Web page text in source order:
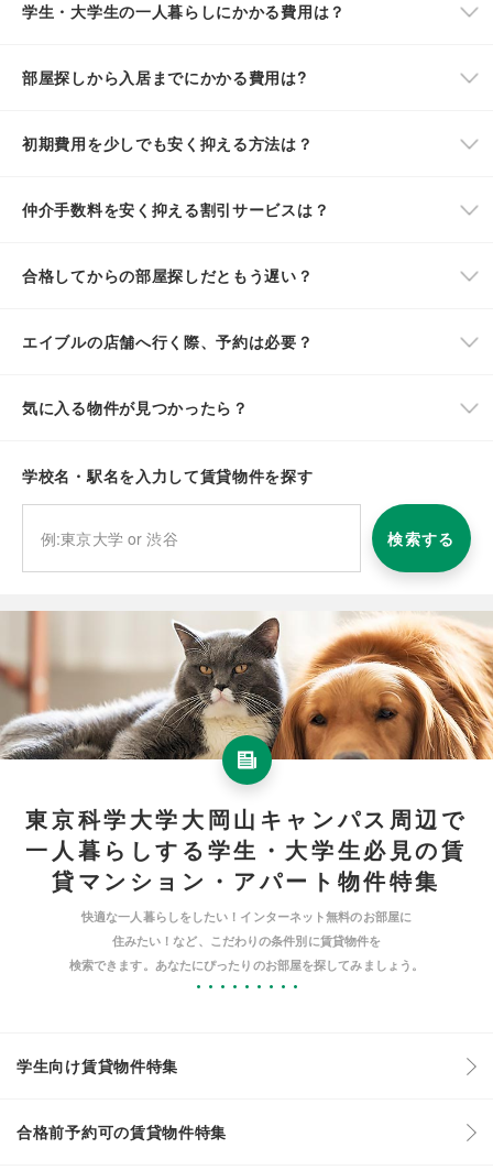
学生・大学生の一人暮らしにかかる費用は？
部屋探しから入居までにかかる費用は?
初期費用を少しでも安く抑える方法は？
仲介手数料を安く抑える割引サービスは？
合格してからの部屋探しだともう遅い？
エイブルの店舗へ行く際、予約は必要？
気に入る物件が見つかったら？
学校名・駅名を入力して賃貸物件を探す
検索する
東京科学大学大岡山キャンパス周辺で
一人暮らしする学生・大学生必見の賃
貸マンション・アパート物件特集
快適な一人暮らしをしたい！インターネット無料のお部屋に
住みたい！など、こだわりの条件別に賃貸物件を
検索できます。あなたにぴったりのお部屋を探してみましょう。
学生向け賃貸物件特集
合格前予約可の賃貸物件特集